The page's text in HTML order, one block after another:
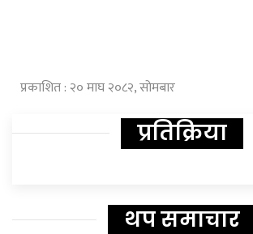
प्रकाशित : २० माघ २०८२, सोमबार
प्रतिक्रिया
थप समाचार